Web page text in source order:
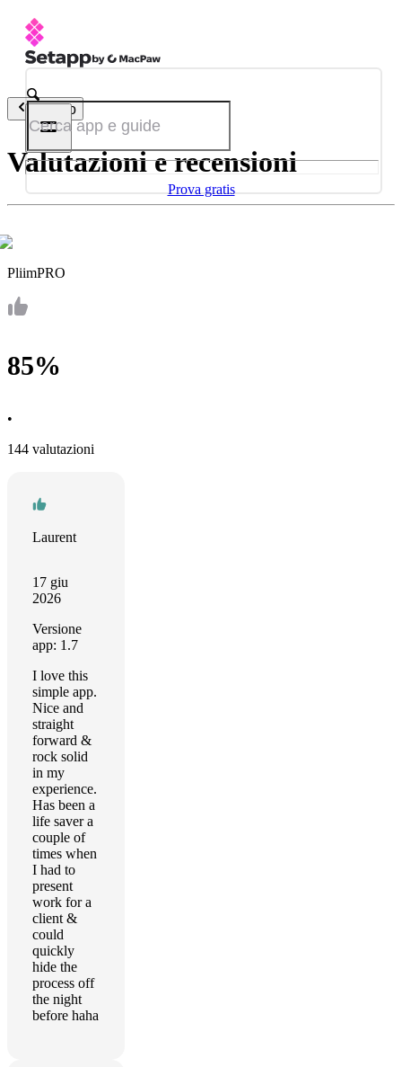
Prova gratis
Indietro
Valutazioni e recensioni
PliimPRO
85%
•
144 valutazioni
Laurent
17 giu
2026
Versione
app: 1.7
I love this
simple app.
Nice and
straight
forward &
rock solid
in my
experience.
Has been a
life saver a
couple of
times when
I had to
present
work for a
client &
could
quickly
hide the
process off
the night
before haha